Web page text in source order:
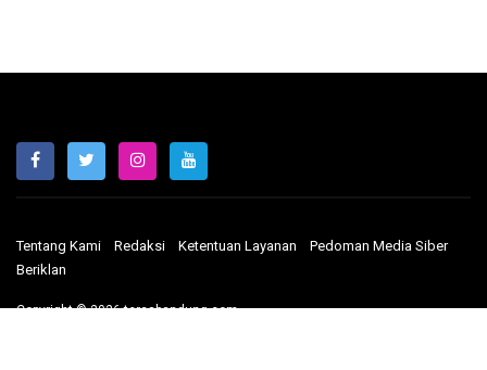
Tentang Kami Redaksi Ketentuan Layanan
Pedoman Media Siber
Beriklan
Copyright © 2026 terasbandung.com